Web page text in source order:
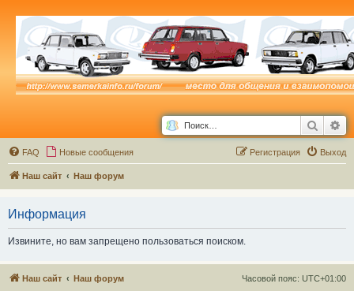
Поиск
FAQ Новые сообщения Выход
Регистрация
Наш сайт Наш форум
Информация
Извините, но вам запрещено пользоваться поиском.
Наш сайт Наш форум Часовой пояс: UTC+01:00